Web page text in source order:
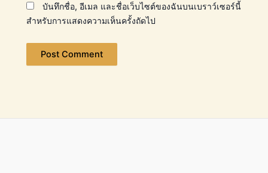
บันทึกชื่อ, อีเมล และชื่อเว็บไซต์ของฉันบนเบราว์เซอร์นี้
สำหรับการแสดงความเห็นครั้งถัดไป